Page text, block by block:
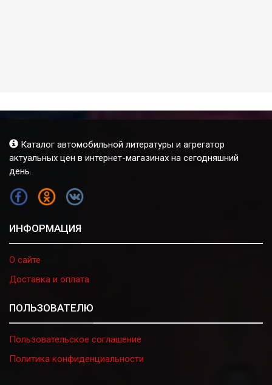
Каталог автомобильной литературы и агрегатор
актуальных цен в интернет-магазинах на сегодняшний
день.
FB OK VK
ИНФОРМАЦИЯ
О сайте
Доставка и оплата
ПОЛЬЗОВАТЕЛЮ
Пользовательское соглашение
Политика конфиденциальности